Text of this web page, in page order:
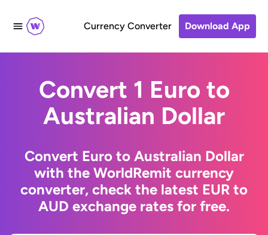
Currency Converter Download App
Convert 1 Euro to
Australian Dollar
Convert Euro to Australian Dollar
with the WorldRemit currency
converter, check the latest EUR to
AUD exchange rates for free.